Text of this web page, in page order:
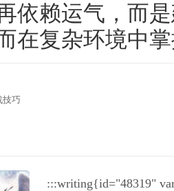
依赖运气，而
在复杂环境中
技巧
:::writing{id="48319"